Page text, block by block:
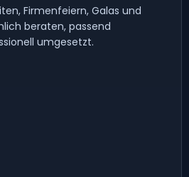
Firmenfeiern, Galas und
beraten, passend
umgesetzt.